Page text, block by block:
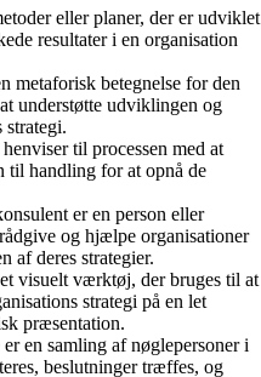
eller planer, der er udviklet
resultater i en organisation
metaforisk betegnelse for den
understøtte udviklingen og
strategi.
til processen med at
til handling for at opnå de
er en person eller
og hjælpe organisationer
af deres strategier.
visuelt værktøj, der bruges til at
strategi på en let
præsentation.
en samling af nøglepersoner i
beslutninger træffes, og